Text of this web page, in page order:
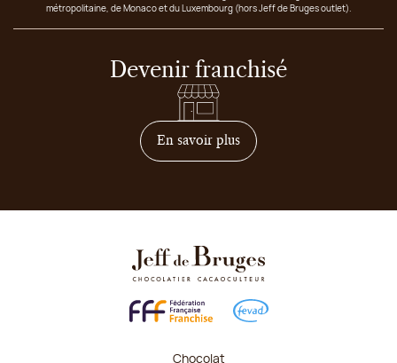
métropolitaine, de Monaco et du Luxembourg (hors Jeff de Bruges outlet).
Devenir franchisé
En savoir plussur comment devenir
Chocolat